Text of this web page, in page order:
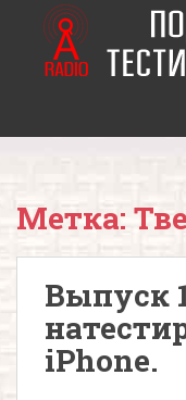
o
Метка:
Выпуск
iPhone.